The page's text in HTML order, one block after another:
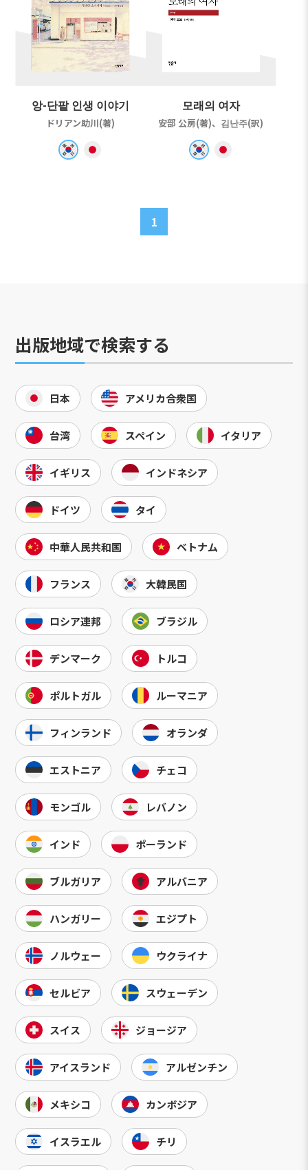
앙-단팥 인생 이야기
ドリアン助川(著)
모래의 여자
安部 公房(著)、김난주(訳)
1
出版地域で検索する
日本 アメリカ合衆国
台湾 スペイン イタリア
イギリス インドネシア
ドイツ タイ
中華人民共和国 ベトナム
フランス 大韓民国
ロシア連邦 ブラジル
デンマーク トルコ
ポルトガル ルーマニア
フィンランド オランダ
エストニア チェコ
モンゴル レバノン
インド ポーランド
ブルガリア アルバニア
ハンガリー エジプト
ノルウェー ウクライナ
セルビア スウェーデン
スイス ジョージア
アイスランド アルゼンチン
メキシコ カンボジア
イスラエル チリ